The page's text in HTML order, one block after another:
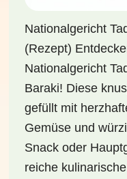
Nationalgericht
(Rezept)
Nationalgericht
Baraki! Diese
gefüllt mit
Gemüse und
Snack oder
reiche